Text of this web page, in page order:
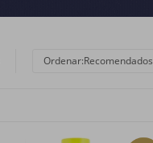
Recomendados